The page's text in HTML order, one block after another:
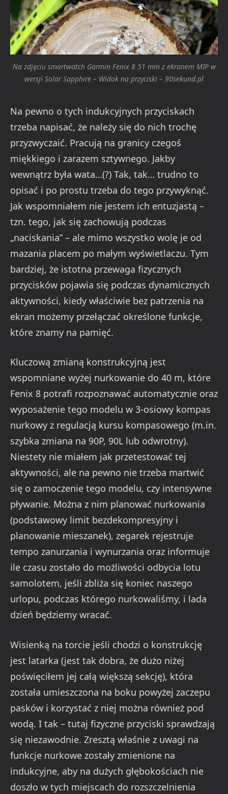
Na zdjęciu smartwatch Garmin Fenix 8 51 mm z ekranem MIP w
wersji Solar Sapphire – Widok na przyciski – 90sekund.pl
Na pewno o tych indukcyjnych przyciskach
trzeba napisać, że należy się do nich trochę
przyzwyczaić. Pracują na granicy czegoś
miękkiego i zarazem sztywnego. Jakby
wewnątrz była wata…(?) Tak, tak… trudno to
opisać i po prostu trzeba do tego przywyknąć.
Jak wspomniałem nie jestem ich entuzjastą –
tzn. tego, jak się zachowują podczas
„naciskania” – ale mimo wszystko wolę je od
mazania placem po małym wyświetlaczu. Tym
bardziej, że istotna przewaga fizycznych
przycisków pojawia się podczas dynamicznych
aktywności, kiedy właściwie bez patrzenia na
ekran możemy przełączać określone funkcje,
które znamy na pamięć.
Kluczową zmianą konstrukcyjną jest
wspomniane wyżej nurkowanie do 40 m, które
Fenix 8 potrafi rozpoznawać automatycznie oraz
wyposażenie tego modelu w 3-osiowy kompas
nurkowy z regulacją kursu kompasowego (m.in.
szybka zmiana na 90P, 90L lub odwrotny).
Niestety nie miałem jak przetestować tej
aktywności, ale na pewno nie trzeba martwić
się o zamoczenie tego modelu, czy intensywne
pływanie. Można z nim planować nurkowania
(podstawowy limit bezdekompresyjny i
planowanie mieszanek), zegarek rejestruje
tempo zanurzania i wynurzania oraz informuje
ile czasu zostało do możliwości odbycia lotu
samolotem, jeśli zbliża się koniec naszego
urlopu, podczas którego nurkowaliśmy, i lada
dzień będziemy wracać.
Wisienką na torcie jeśli chodzi o konstrukcję
jest latarka (jest tak dobra, że dużo niżej
poświęciłem jej całą większą sekcję), która
została umieszczona na boku powyżej zaczepu
pasków i korzystać z niej można również pod
wodą. I tak – tutaj fizyczne przyciski sprawdzają
się niezawodnie. Zresztą właśnie z uwagi na
funkcje nurkowe zostały zmienione na
indukcyjne, aby na dużych głębokościach nie
doszło w tych miejscach do rozszczelnienia